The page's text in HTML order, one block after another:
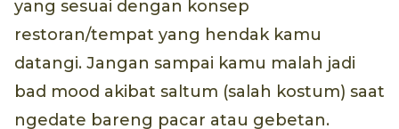
yang sesuai dengan konsep
restoran/tempat yang hendak kamu
datangi. Jangan sampai kamu malah jadi
bad mood akibat saltum (salah kostum) saat
ngedate bareng pacar atau gebetan.